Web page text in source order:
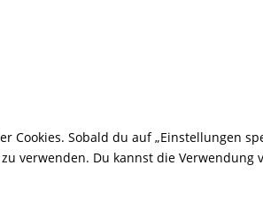
Sobald du auf „Einstellungen
verwenden. Du kannst die